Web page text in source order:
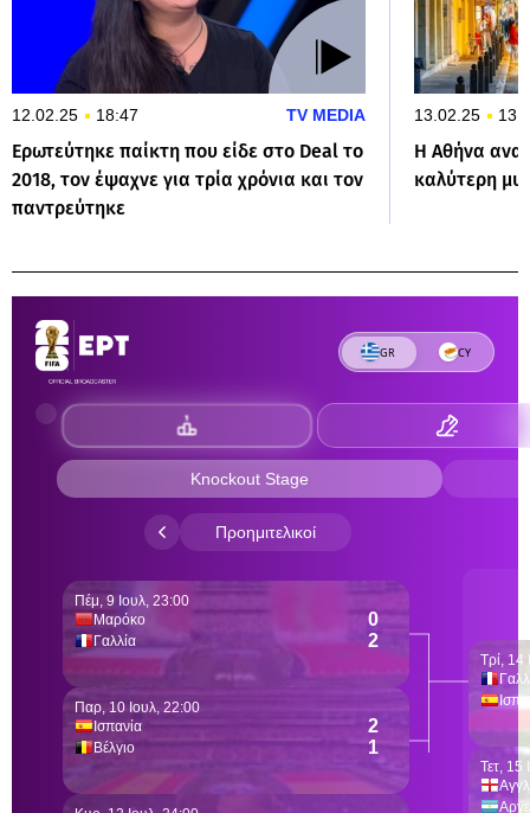
12.02.25 18:47 TV MEDIA
Ερωτεύτηκε παίκτη που είδε στο Deal το
2018, τον έψαχνε για τρία χρόνια και τον
παντρεύτηκε
13.02.25
Η Αθήνα
καλύτερη